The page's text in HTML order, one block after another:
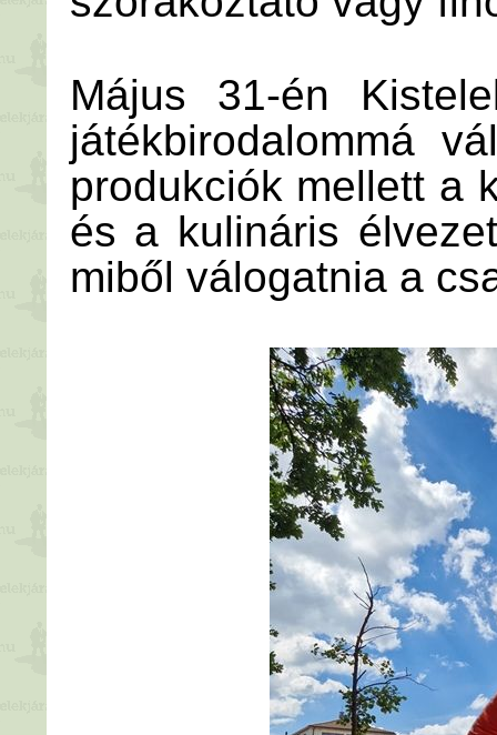
Május 31-én
játékbirodalommá
produkciók mellett a
és a kulináris
miből válogatnia a